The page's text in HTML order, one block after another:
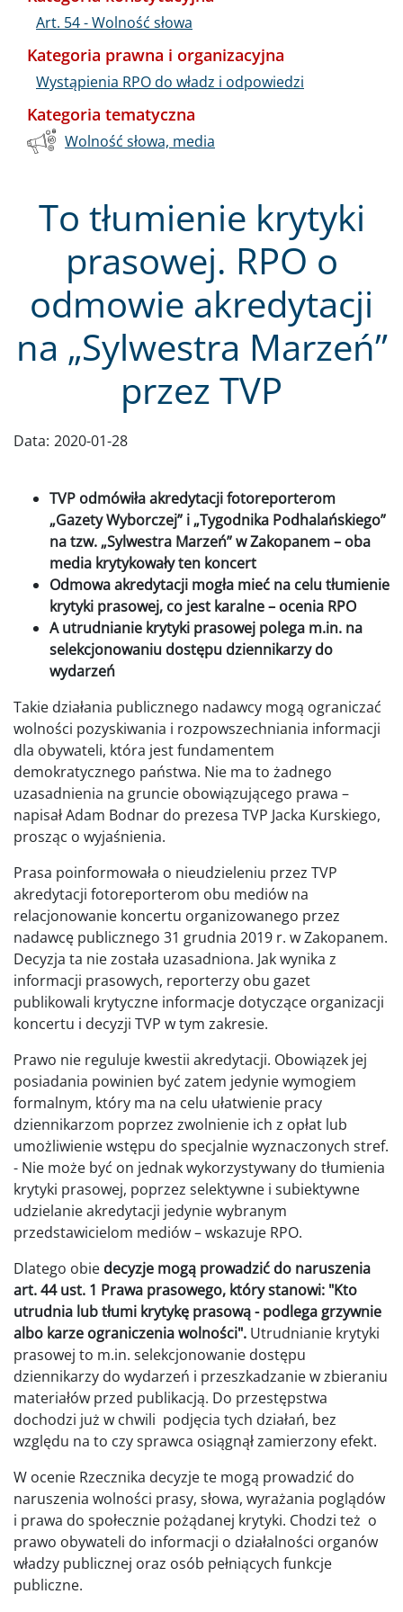
To tłumienie krytyki
prasowej. RPO o
odmowie akredytacji
na „Sylwestra Marzeń”
przez TVP
Data: 2020-01-28
TVP odmówiła akredytacji fotoreporterom
„Gazety Wyborczej” i „Tygodnika Podhalańskiego”
na tzw. „Sylwestra Marzeń” w Zakopanem – oba
media krytykowały ten koncert
Odmowa akredytacji mogła mieć na celu tłumienie
krytyki prasowej, co jest karalne – ocenia RPO
A utrudnianie krytyki prasowej polega m.in. na
selekcjonowaniu dostępu dziennikarzy do
wydarzeń
Takie działania publicznego nadawcy mogą ograniczać
wolności pozyskiwania i rozpowszechniania informacji
dla obywateli, która jest fundamentem
demokratycznego państwa. Nie ma to żadnego
uzasadnienia na gruncie obowiązującego prawa –
napisał Adam Bodnar do prezesa TVP Jacka Kurskiego,
prosząc o wyjaśnienia.
Prasa poinformowała o nieudzieleniu przez TVP
akredytacji fotoreporterom obu mediów na
relacjonowanie koncertu organizowanego przez
nadawcę publicznego 31 grudnia 2019 r. w Zakopanem.
Decyzja ta nie została uzasadniona. Jak wynika z
informacji prasowych, reporterzy obu gazet
publikowali krytyczne informacje dotyczące organizacji
koncertu i decyzji TVP w tym zakresie.
Prawo nie reguluje kwestii akredytacji. Obowiązek jej
posiadania powinien być zatem jedynie wymogiem
formalnym, który ma na celu ułatwienie pracy
dziennikarzom poprzez zwolnienie ich z opłat lub
umożliwienie wstępu do specjalnie wyznaczonych stref.
- Nie może być on jednak wykorzystywany do tłumienia
krytyki prasowej, poprzez selektywne i subiektywne
udzielanie akredytacji jedynie wybranym
przedstawicielom mediów – wskazuje RPO.
Dlatego obie decyzje mogą prowadzić do naruszenia
art. 44 ust. 1 Prawa prasowego, który stanowi: "Kto
utrudnia lub tłumi krytykę prasową - podlega grzywnie
albo karze ograniczenia wolności". Utrudnianie krytyki
prasowej to m.in. selekcjonowanie dostępu
dziennikarzy do wydarzeń i przeszkadzanie w zbieraniu
materiałów przed publikacją. Do przestępstwa
dochodzi już w chwili podjęcia tych działań, bez
względu na to czy sprawca osiągnął zamierzony efekt.
W ocenie Rzecznika decyzje te mogą prowadzić do
naruszenia wolności prasy, słowa, wyrażania poglądów
i prawa do społecznie pożądanej krytyki. Chodzi też o
prawo obywateli do informacji o działalności organów
władzy publicznej oraz osób pełniących funkcje
publiczne.
Art. 54 - Wolność słowa
Kategoria prawna i organizacyjna
Wystąpienia RPO do władz i odpowiedzi
Kategoria tematyczna
Wolność słowa, media